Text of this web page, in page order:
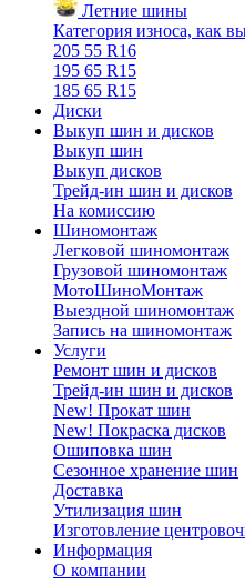
Летние шины
Категория износа, как
205 55 R16
195 65 R15
185 65 R15
Диски
Выкуп шин и дисков
Выкуп шин
Выкуп дисков
Трейд-ин шин и дисков
На комиссию
Шиномонтаж
Легковой шиномонтаж
Грузовой шиномонтаж
МотоШиноМонтаж
Выездной шиномонтаж
Запись на шиномонтаж
Услуги
Ремонт шин и дисков
Трейд-ин шин и дисков
New! Прокат шин
New! Покраска дисков
Ошиповка шин
Сезонное хранение шин
Доставка
Утилизация шин
Изготовление
Информация
О компании